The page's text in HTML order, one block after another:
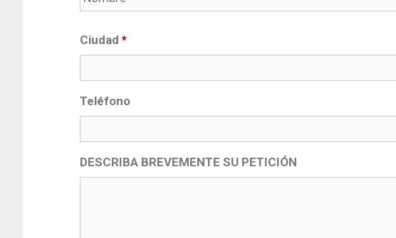
Ciudad *
Teléfono
DESCRIBA BREVEMENTE SU PETICIÓN